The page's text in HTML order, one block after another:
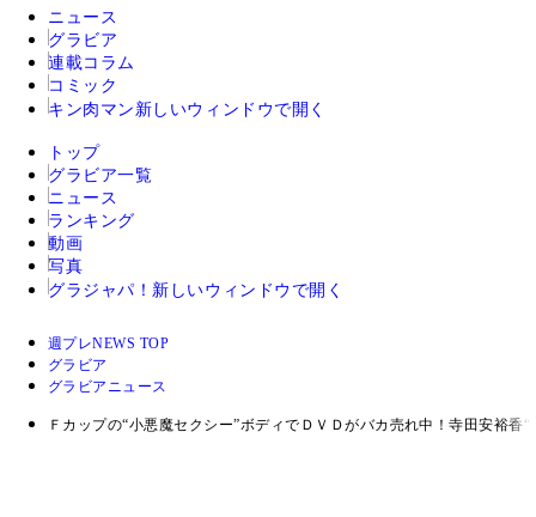
ニュース
グラビア
連載コラム
コミック
キン肉マン 新しいウィンドウで開く
トップ
グラビア一覧
ニュース
ランキング
動画
写真
グラジャパ！ 新しいウィンドウで開く
週プレNEWS TOP
グラビア
グラビアニュース
Ｆカップの“小悪魔セクシー”ボディでＤＶＤがバカ売れ中！寺田安裕香